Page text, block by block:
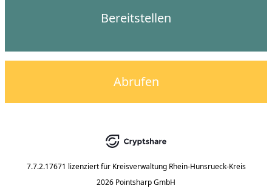
Bereitstellen
Abrufen
7.7.2.17671 lizenziert für Kreisverwaltung Rhein-Hunsrueck-Kreis
2026 Pointsharp GmbH